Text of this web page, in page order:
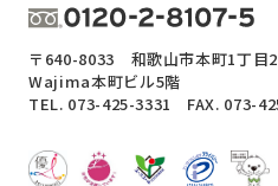
〒640-8033 和歌山市本町1丁目
Wajima本町ビル5階
TEL. 073-425-3331 FAX. 073-